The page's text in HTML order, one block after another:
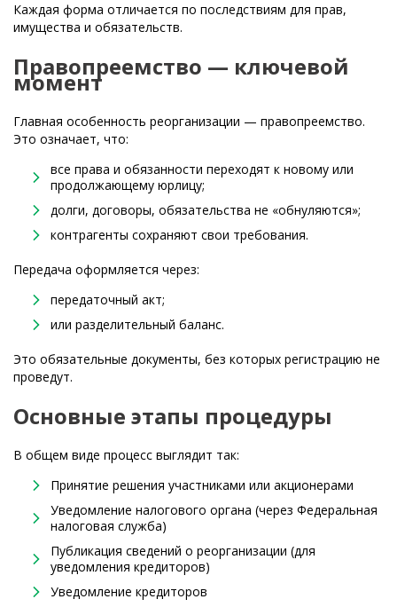
Каждая форма отличается по последствиям для прав,
имущества и обязательств.
Правопреемство — ключевой
момент
Главная особенность реорганизации — правопреемство.
Это означает, что:
все права и обязанности переходят к новому или
продолжающему юрлицу;
долги, договоры, обязательства не «обнуляются»;
контрагенты сохраняют свои требования.
Передача оформляется через:
передаточный акт;
или разделительный баланс.
Это обязательные документы, без которых регистрацию не
проведут.
Основные этапы процедуры
В общем виде процесс выглядит так:
Принятие решения участниками или акционерами
Уведомление налогового органа (через Федеральная
налоговая служба)
Публикация сведений о реорганизации (для
уведомления кредиторов)
Уведомление кредиторов